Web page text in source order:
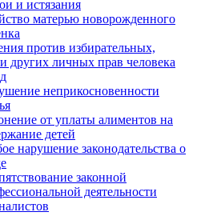
и истязания
матерью новорожденного
против избирательных,
других личных прав человека
неприкосновенности
от уплаты алиментов на
детей
нарушение законодательства о
законной
деятельности